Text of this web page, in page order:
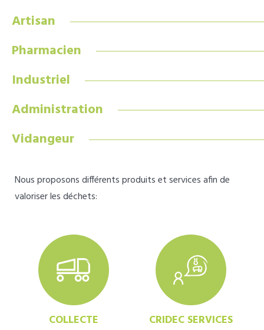
Artisan
Pharmacien
Industriel
Administration
Vidangeur
Nous proposons différents produits et services afin de
valoriser les déchets:
COLLECTE CRIDEC SERVICES